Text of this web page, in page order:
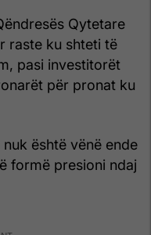
Qytetare
raste ku shteti të
pasi investitorët
për pronat ku
është vënë ende
formë presioni ndaj